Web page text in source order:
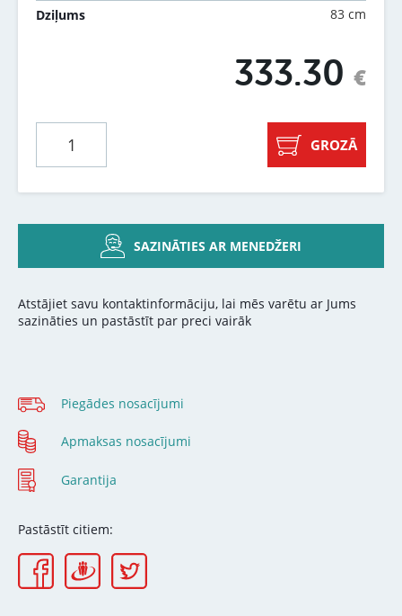
Dziļums
83 cm
333.30 €
GROZĀ
SAZINĀTIES AR MENEDŽERI
Atstājiet savu kontaktinformāciju, lai mēs varētu ar Jums
sazināties un pastāstīt par preci vairāk
Piegādes nosacījumi
Apmaksas nosacījumi
Garantija
Pastāstīt citiem: